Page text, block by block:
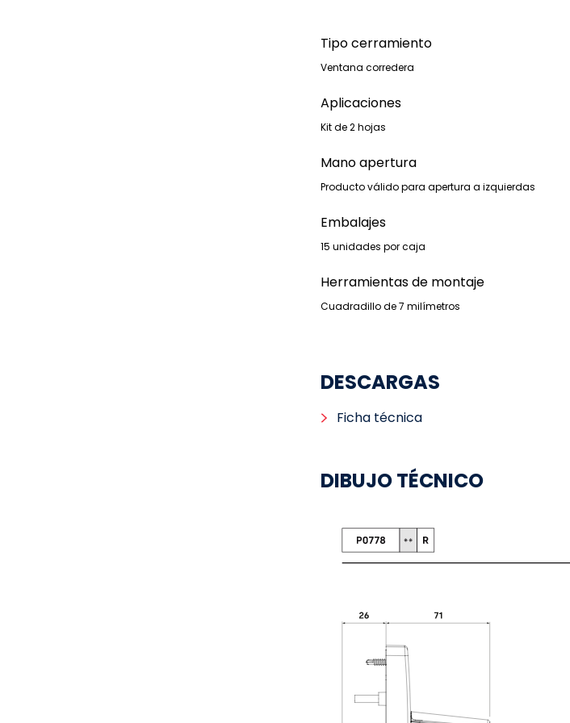
Tipo cerramiento
Ventana corredera
Aplicaciones
Kit de 2 hojas
Mano apertura
Producto válido para apertura a izquierdas
Embalajes
15 unidades por caja
Herramientas de montaje
Cuadradillo de 7 milímetros
DESCARGAS
Ficha técnica
DIBUJO TÉCNICO